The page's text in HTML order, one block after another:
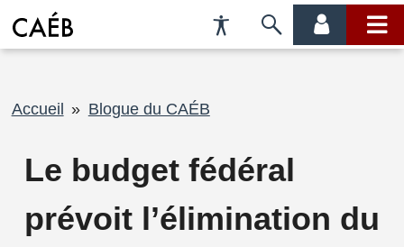
Préférences
d'accessibilité
Passer
menu
menu
Fil
Accueil Blogue du CAÉB
Le budget fédéral
prévoit l’élimination du